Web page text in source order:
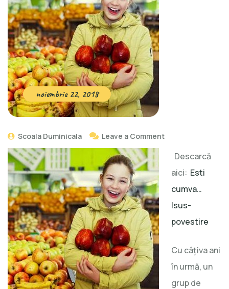
noiembrie 22, 2018
Scoala Duminicala Leave a Comment
Descarcă
aici: Esti
cumva…
Isus-
povestire
Cu câțiva ani
în urmă, un
grup de